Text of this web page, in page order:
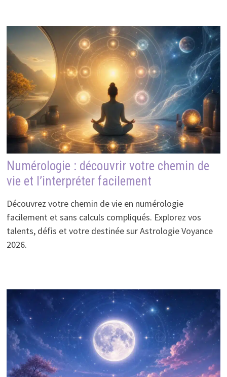
Numérologie : découvrir votre chemin de
vie et l’interpréter facilement
Découvrez votre chemin de vie en numérologie
facilement et sans calculs compliqués. Explorez vos
talents, défis et votre destinée sur Astrologie Voyance
2026.